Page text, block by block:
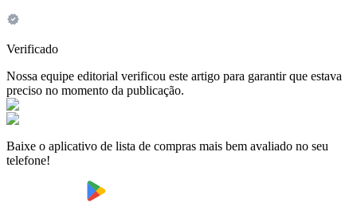
Verificado
Nossa equipe editorial verificou este artigo para garantir que estava
preciso no momento da publicação.
Baixe o aplicativo de lista de compras mais bem avaliado no seu
telefone!